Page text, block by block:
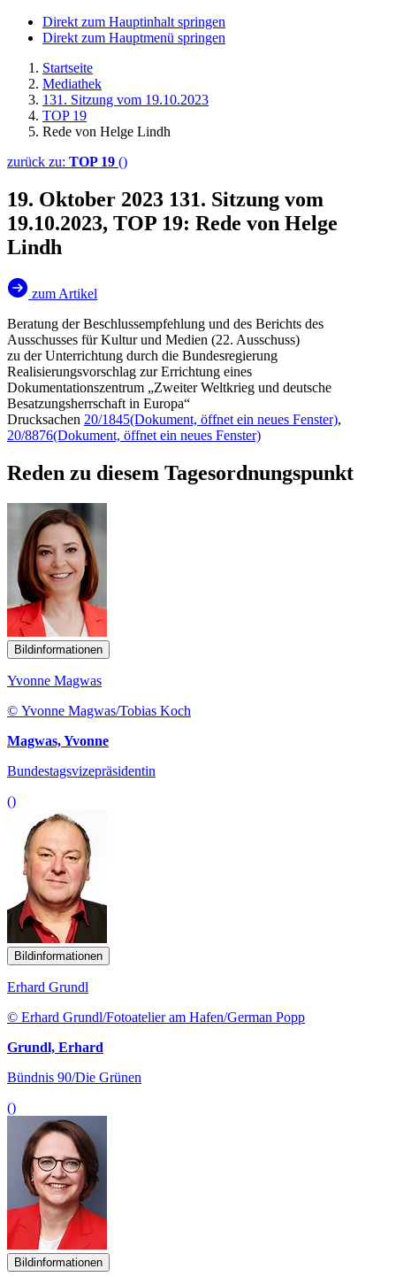
Direkt zum Hauptinhalt springen
Direkt zum Hauptmenü springen
Startseite
Mediathek
131. Sitzung vom 19.10.2023
TOP 19
Rede von Helge Lindh
zurück zu: TOP 19 ()
19. Oktober 2023 131. Sitzung vom
19.10.2023, TOP 19: Rede von Helge
Lindh
zum Artikel
Beratung der Beschlussempfehlung und des Berichts des
Ausschusses für Kultur und Medien (22. Ausschuss)
zu der Unterrichtung durch die Bundesregierung
Realisierungsvorschlag zur Errichtung eines
Dokumentationszentrum „Zweiter Weltkrieg und deutsche
Besatzungsherrschaft in Europa“
Drucksachen 20/1845(Dokument, öffnet ein neues Fenster),
20/8876(Dokument, öffnet ein neues Fenster)
Reden zu diesem Tagesordnungspunkt
Bildinformationen
Yvonne Magwas
© Yvonne Magwas/Tobias Koch
Magwas, Yvonne
Bundestagsvizepräsidentin
()
Bildinformationen
Erhard Grundl
© Erhard Grundl/Fotoatelier am Hafen/German Popp
Grundl, Erhard
Bündnis 90/Die Grünen
()
Bildinformationen